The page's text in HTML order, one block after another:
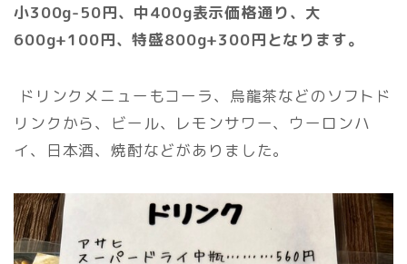
小300g-50円、中400g表示価格通り、大
600g+100円、特盛800g+300円となります。
ドリンクメニューもコーラ、烏龍茶などのソフトド
リンクから、ビール、レモンサワー、ウーロンハ
イ、日本酒、焼酎などがありました。